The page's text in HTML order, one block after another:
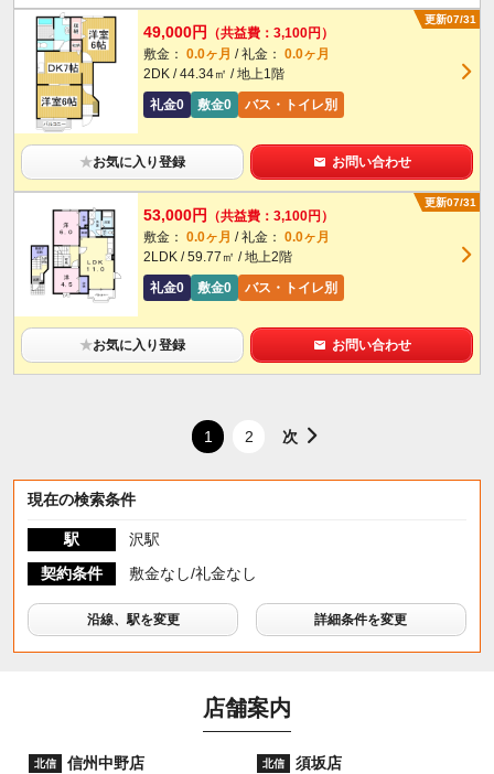
更新07/31
49,000円
（共益費：3,100円）
敷金： 0.0ヶ月 / 礼金： 0.0ヶ月
2DK / 44.34㎡ / 地上1階
礼金0
敷金0 バス・トイレ別
★お気に入り登録 お問い合わせ
更新07/31
53,000円
（共益費：3,100円）
敷金： 0.0ヶ月 / 礼金： 0.0ヶ月
2LDK / 59.77㎡ / 地上2階
礼金0
敷金0 バス・トイレ別
★お気に入り登録 お問い合わせ
1 2 次
現在の検索条件
駅
沢駅
契約条件
敷金なし/礼金なし
沿線、駅を変更 詳細条件を変更
店舗案内
北信 信州中野店 北信 須坂店